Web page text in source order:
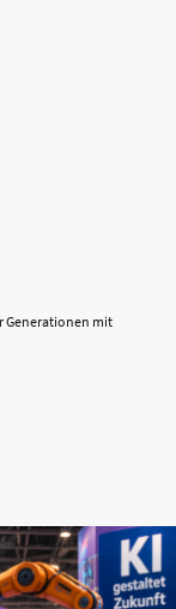
Generationen mit